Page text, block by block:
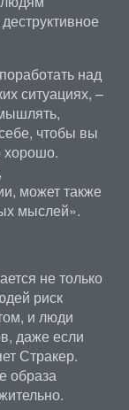
над
ситуациях, –
чтобы вы
хорошо.
может также
мыслей».
не только
риск
и люди
даже если
Стракер.
образа